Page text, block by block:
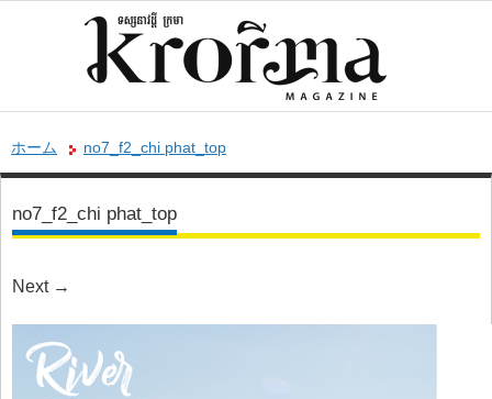
ホーム no7_f2_chi phat_top
no7_f2_chi phat_top
Next →